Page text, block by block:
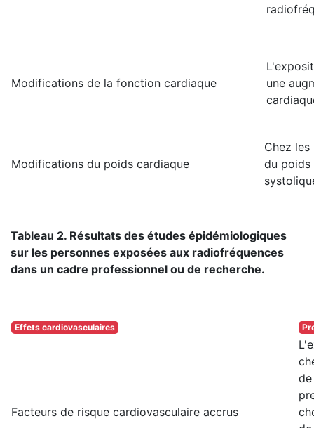
Modifications de la fonction cardiaque
une
Modifications du poids cardiaque
Chez
du poids
Tableau 2. Résultats des études épidémiologiques
sur les personnes exposées aux radiofréquences
dans un cadre professionnel ou de recherche.
Effets cardiovasculaires
Facteurs de risque cardiovasculaire accrus